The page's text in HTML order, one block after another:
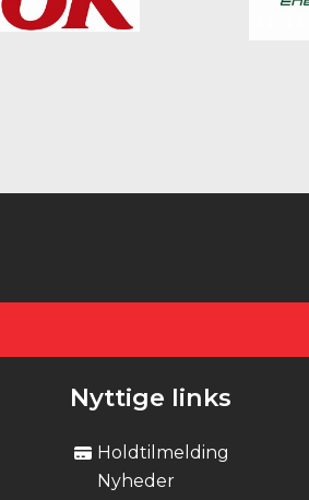
Nyttige links
Holdtilmelding
Nyheder